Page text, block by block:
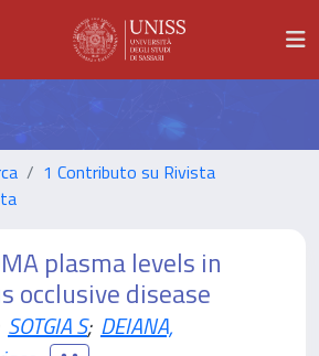
1 Contributo su Rivista
plasma levels in
occlusive disease
SOTGIA S; DEIANA,